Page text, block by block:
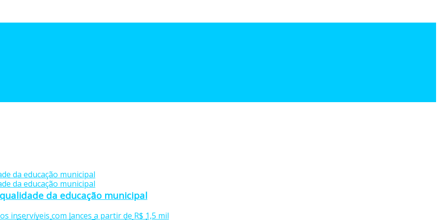
da educação municipal